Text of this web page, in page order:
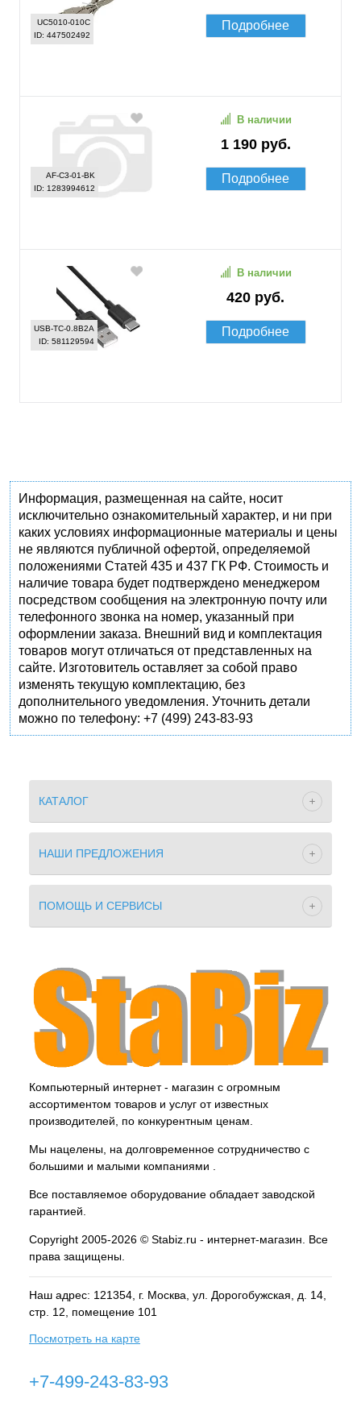
UC5010-010C
ID: 447502492
Подробнее
AF-C3-01-BK
ID: 1283994612
1 190 руб.
В наличии
Подробнее
USB-TC-0.8B2A
ID: 581129594
420 руб.
В наличии
Подробнее
Информация, размещенная на сайте, носит
исключительно ознакомительный характер, и ни при
каких условиях информационные материалы и цены
не являются публичной офертой, определяемой
положениями Статей 435 и 437 ГК РФ. Стоимость и
наличие товара будет подтверждено менеджером
посредством сообщения на электронную почту или
телефонного звонка на номер, указанный при
оформлении заказа. Внешний вид и комплектация
товаров могут отличаться от представленных на
сайте. Изготовитель оставляет за собой право
изменять текущую комплектацию, без
дополнительного уведомления. Уточнить детали
можно по телефону: +7 (499) 243-83-93
КАТАЛОГ
НАШИ ПРЕДЛОЖЕНИЯ
ПОМОЩЬ И СЕРВИСЫ
Компьютерный интернет - магазин с огромным
ассортиментом товаров и услуг от известных
производителей, по конкурентным ценам.
Мы нацелены, на долговременное сотрудничество с
большими и малыми компаниями .
Все поставляемое оборудование обладает заводской
гарантией.
Copyright 2005-2026 © Stabiz.ru - интернет-магазин. Все
права защищены.
Наш адрес: 121354, г. Москва , ул. Дорогобужская, д. 14,
стр. 12, помещение 101
Посмотреть на карте
+7-499-243-83-93